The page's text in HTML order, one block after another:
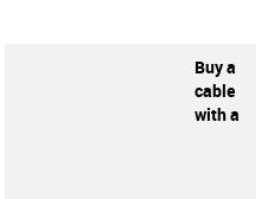
Buy a
cable
with a